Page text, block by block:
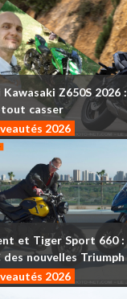
Kawasaki Z650S 2026 :
tout casser
2026
et Tiger Sport 660 :
des nouvelles Triumph
2026